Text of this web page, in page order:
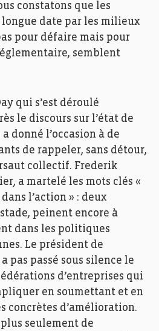
constatons que les
longue date par les milieux
pour défaire mais pour
semblent
qui s’est déroulé
le discours sur l’état de
donné l’occasion à de
de rappeler, sans détour,
collectif. Frederik
a martelé les mots clés «
l’action » : deux
peinent encore à
dans les politiques
Le président de
pas passé sous silence le
d’entreprises qui
en soumettant et en
concrètes d’amélioration.
seulement de